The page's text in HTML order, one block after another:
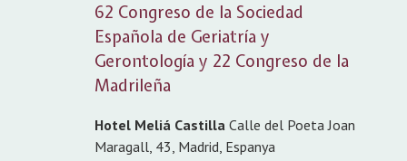
62 Congreso de la Sociedad
Española de Geriatría y
Gerontología y 22 Congreso de la
Madrileña
Hotel Meliá Castilla Calle del Poeta Joan
Maragall, 43, Madrid, Espanya